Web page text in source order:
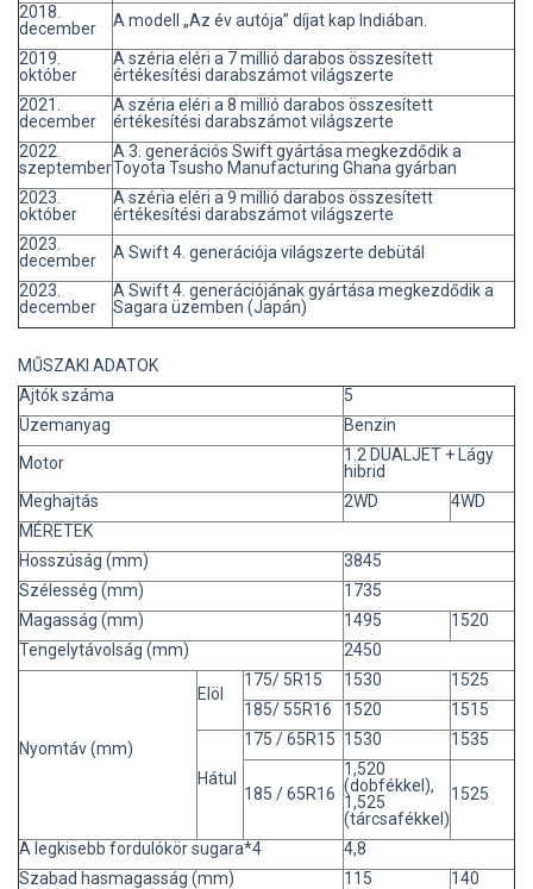
2018.
december
A modell „Az év autója” díjat kap Indiában.
2019.
október
A széria eléri a 7 millió darabos összesített
értékesítési darabszámot világszerte
2021.
december
A széria eléri a 8 millió darabos összesített
értékesítési darabszámot világszerte
2022.
szeptember
A 3. generációs Swift gyártása megkezdődik a
Toyota Tsusho Manufacturing Ghana gyárban
2023.
október
A széria eléri a 9 millió darabos összesített
értékesítési darabszámot világszerte
2023.
december
A Swift 4. generációja világszerte debütál
2023.
december
A Swift 4. generációjának gyártása megkezdődik a
Sagara üzemben (Japán)
MŰSZAKI ADATOK
Ajtók száma
5
Üzemanyag
Benzin
Motor
1.2 DUALJET + Lágy
hibrid
Meghajtás
2WD
4WD
MÉRETEK
Hosszúság (mm)
3845
Szélesség (mm)
1735
Magasság (mm)
1495
1520
Tengelytávolság (mm)
2450
Nyomtáv (mm)
Elöl
175/ 5R15 1530
1525
185/ 55R16
1520 1515
Hátul
175 / 65R15 1530 1535
185 / 65R16
1,520
(dobfékkel),
1,525
(tárcsafékkel)
1525
A legkisebb fordulókör sugara*4
4,8
Szabad hasmagasság (mm)
115
140